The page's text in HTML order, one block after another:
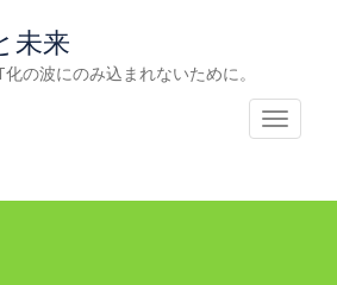
未来
の波にのみ込まれないために。
T